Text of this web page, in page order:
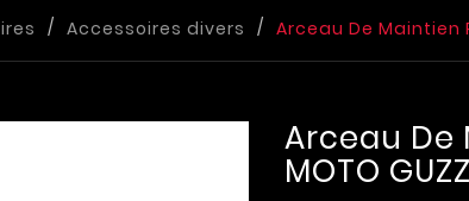
Accessoires divers Arceau De Maintien
Arceau De
MOTO